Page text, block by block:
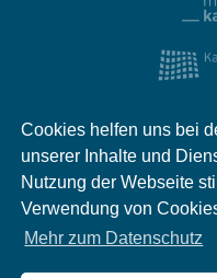
Cookies helfen uns bei
unserer Inhalte und
Nutzung der Webseite
Verwendung von
Mehr zum Datenschutz
Impressum Kontakt